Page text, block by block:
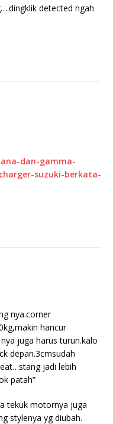
detected ngah
dan-gamma-
suzuki-berkata-
nya.corner
hancur
juga harus turun.kalo
depan.3cmsudah
jadi lebih
patah”
tekuk motornya juga
stylenya yg diubah.